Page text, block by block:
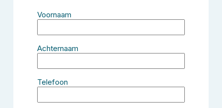
Voornaam
Achternaam
Telefoon